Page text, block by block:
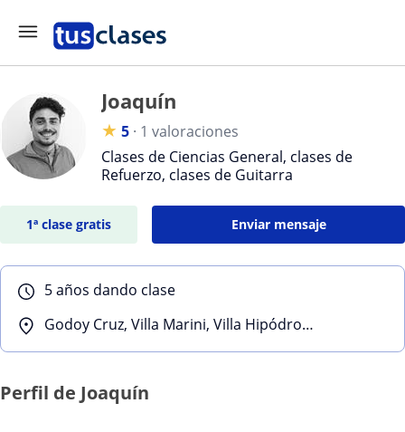
Joaquín
★ 5 · 1 valoraciones
Clases de Ciencias General, clases de
Refuerzo, clases de Guitarra
1ª clase gratis Enviar mensaje
5 años dando clase
Godoy Cruz, Villa Marini, Villa Hipódromo, Barraquero
Perfil de Joaquín